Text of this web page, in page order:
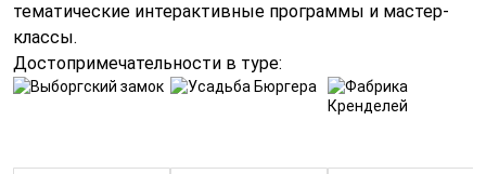
тематические интерактивные программы и мастер-
классы.
Достопримечательности в туре: